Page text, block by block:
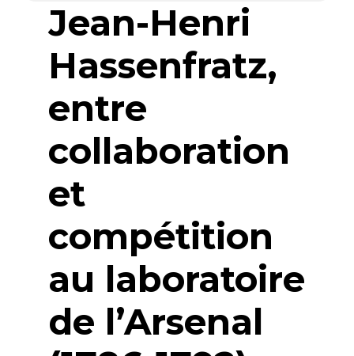
Jean-Henri
Hassenfratz,
entre
collaboration
et
compétition
au laboratoire
de l’Arsenal